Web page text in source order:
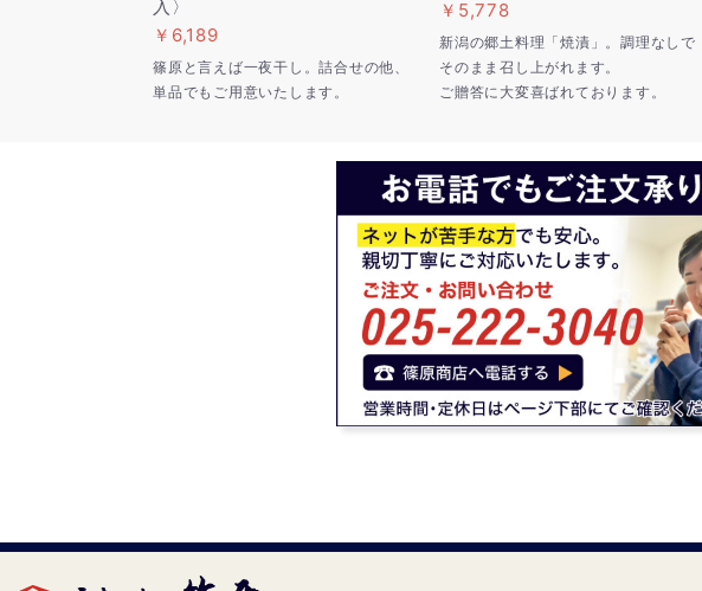
入〉
￥6,189
篠原と言えば一夜干し。詰合せの他、
単品でもご用意いたします。
￥5,778
新潟の郷土料理「焼漬」。調理なしで
そのまま召し上がれます。
ご贈答に大変喜ばれております。